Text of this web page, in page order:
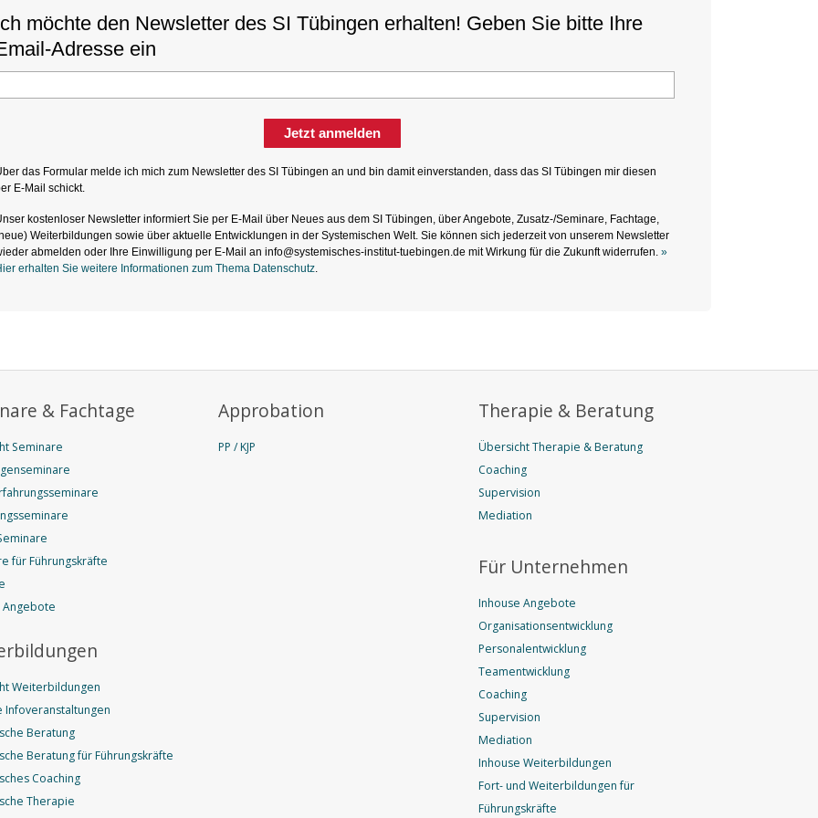
möchte den Newsletter des SI Tübingen erhalten! Geben Sie bitte Ihre
Adresse ein
Jetzt anmelden
das Formular melde ich mich zum Newsletter des SI Tübingen an und bin damit einverstanden, dass das SI Tübingen mir diesen
E-Mail schickt.
kostenloser Newsletter informiert Sie per E-Mail über Neues aus dem SI Tübingen, über Angebote, Zusatz-/Seminare, Fachtage,
Weiterbildungen sowie über aktuelle Entwicklungen in der Systemischen Welt. Sie können sich jederzeit von unserem Newsletter
abmelden oder Ihre Einwilligung per E-Mail an info@systemisches-institut-tuebingen.de mit Wirkung für die Zukunft widerrufen. »
erhalten Sie weitere Informationen zum Thema Datenschutz.
& Fachtage
Seminare
für Führungskräfte
Angebote
Weiterbildungen
Infoveranstaltungen
Beratung
Beratung für Führungskräfte
Coaching
Therapie
Approbation
PP / KJP
Therapie & Beratung
Übersicht Therapie & Beratung
Coaching
Supervision
Mediation
Für Unternehmen
Inhouse Angebote
Organisationsentwicklung
Personalentwicklung
Teamentwicklung
Coaching
Supervision
Mediation
Inhouse Weiterbildungen
Fort- und Weiterbildungen für
Führungskräfte